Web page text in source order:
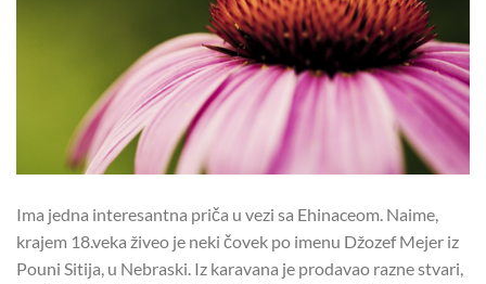
Ima jedna interesantna priča u vezi sa Ehinaceom. Naime,
krajem 18.veka živeo je neki čovek po imenu Džozef Mejer iz
Pouni Sitija, u Nebraski. Iz karavana je prodavao razne stvari,